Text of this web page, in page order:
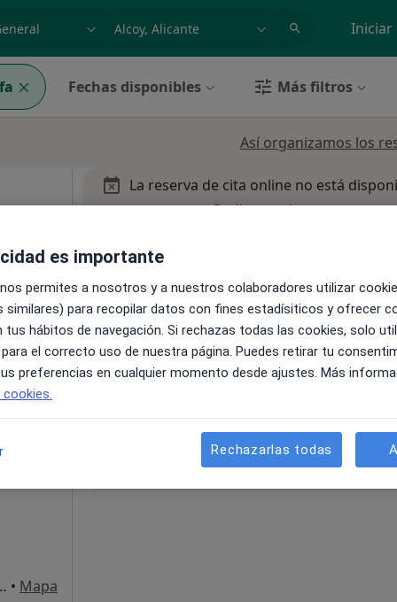
enfermedad o nombre Iniciar
Fechas disponibles Más filtros
Así organizamos los
La reserva de cita online no está
Pedir una cita
Alcoy Plaza., Alcoy • Mapa
La reserva de cita online no está
Mostrar perfil
es importante
permites a nosotros y a nuestros colaboradores utilizar
similares) para recopilar datos con fines estadísiticos y ofrecer
tus hábitos de navegación. Si rechazas todas las cookies, solo
el correcto uso de nuestra página. Puedes retirar tu
preferencias en cualquier momento desde ajustes. Más
Rechazarlas todas